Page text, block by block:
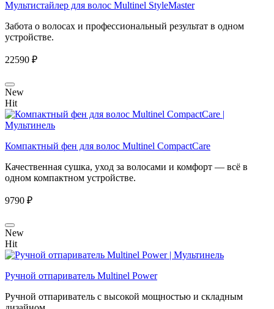
Мультистайлер для волос Multinel StyleMaster
Забота о волосах и профессиональный результат в одном
устройстве.
22590 ₽
New
Hit
Компактный фен для волос Multinel CompactCare
Качественная сушка, уход за волосами и комфорт — всё в
одном компактном устройстве.
9790 ₽
New
Hit
Ручной отпариватель Multinel Power
Ручной отпариватель с высокой мощностью и складным